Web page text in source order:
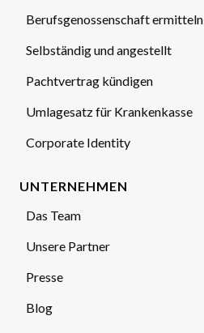
Berufsgenossenschaft ermitteln
Selbständig und angestellt
Pachtvertrag kündigen
Umlagesatz für Krankenkasse
Corporate Identity
UNTERNEHMEN
Das Team
Unsere Partner
Presse
Blog